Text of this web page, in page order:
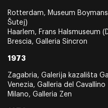
Rotterdam, Museum
Šutej)
Haarlem, Frans Halsmuseum
Brescia, Galleria Sincron
1973
Zagabria, Galerija kazališta
Venezia, Galleria del Cavallino
Milano, Galleria Zen